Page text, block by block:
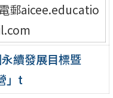
郵aicee.educatio
永續發展目標暨
」t